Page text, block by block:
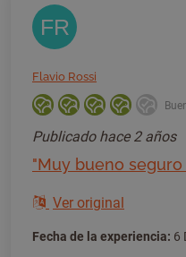
FR
Flavio Rossi
Publicado hace 2 años
"Muy bueno
Ver original
Fecha de la experiencia: 6